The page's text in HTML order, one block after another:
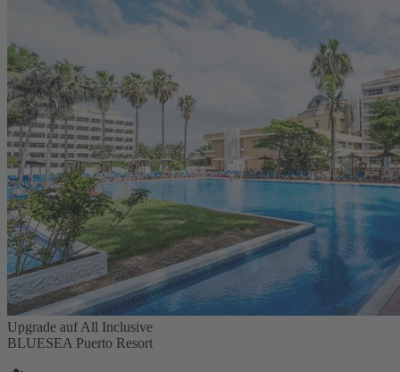
Upgrade auf All Inclusive
BLUESEA Puerto Resort